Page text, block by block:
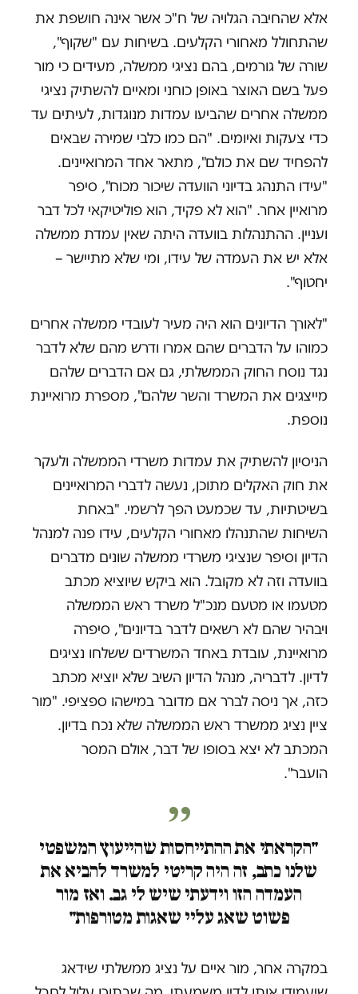
אלא שהחיבה הגלויה של ח"כ אשר אינה חושפת את
שהתחולל מאחורי הקלעים. בשיחות עם "שקוף",
שורה של גורמים, בהם נציגי ממשלה, מעידים כי מור
פעל בשם האוצר באופן כוחני ומאיים להשתיק נציגי
ממשלה אחרים שהביעו עמדות מנוגדות, לעיתים עד
כדי צעקות ואיומים. "הם כמו כלבי שמירה שבאים
להפחיד שם את כולם", מתאר אחד המרואיינים.
"עידו התנהג בדיוני הוועדה שיכור מכוח", סיפר
מרואיין אחר. "הוא לא פקיד, הוא פוליטיקאי לכל דבר
ועניין. ההתנהלות בוועדה היתה שאין עמדת ממשלה
אלא יש את העמדה של עידו, ומי שלא מתיישר –
יחטוף".
"לאורך הדיונים הוא היה מעיר לעובדי ממשלה אחרים
כמוהו על הדברים שהם אמרו ודרש מהם שלא לדבר
נגד נוסח החוק הממשלתי, גם אם הדברים שלהם
מייצגים את המשרד והשר שלהם", מספרת מרואיינת
נוספת.
הניסיון להשתיק את עמדות משרדי הממשלה ולעקר
את חוק האקלים מתוכן, נעשה לדברי המרואיינים
בשיטתיות, עד שכמעט הפך לרשמי. "באחת
השיחות שהתנהלו מאחורי הקלעים, עידו פנה למנהל
הדיון וסיפר שנציגי משרדי ממשלה שונים מדברים
בוועדה וזה לא מקובל. הוא ביקש שיוציא מכתב
מטעמו או מטעם מנכ"ל משרד ראש הממשלה
ויבהיר שהם לא רשאים לדבר בדיונים", סיפרה
מרואיינת, עובדת באחד המשרדים ששלחו נציגים
לדיון. לדבריה, מנהל הדיון השיב שלא יוציא מכתב
כזה, אך ניסה לברר אם מדובר במישהו ספציפי. "מור
ציין נציג ממשרד ראש הממשלה שלא נכח בדיון.
המכתב לא יצא בסופו של דבר, אולם המסר
הועבר".
"הקראתי את ההתייחסות שהייעוץ המשפטי
שלנו כתב, זה היה קריטי למשרד להביא את
העמדה הזו וידעתי שיש לי גב. ואז מור
פשוט שאג עליי שאגות מטורפות"
במקרה אחר, מור איים על נציג ממשלתי שידאג